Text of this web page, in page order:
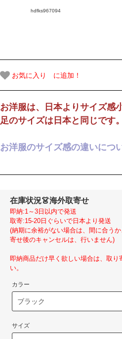
hdfks967094
お気に入り に追加！
お洋服は、日本よりサイズ感
足のサイズは日本と同じです。
お洋服のサイズ感の違いにつ
在庫状況👗海外取寄せ
即納:1～3日以内で発送
取寄:15-20日ぐらいで日本より発送
(納期に余裕がない場合は、間に合う
寄せ後のキャンセルは、行いません)
即納商品だけ早く欲しい場合は、取り
い。
カラー
サイズ